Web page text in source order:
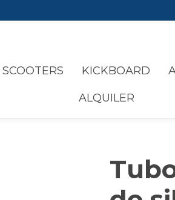
SCOOTERS KICKBOARD
ALQUILER